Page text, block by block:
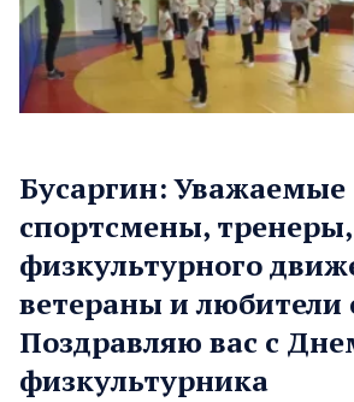
Бусаргин: Уважаемые
спортсмены,
физкультурного
ветераны и любители
Поздравляю вас с
физкультурника